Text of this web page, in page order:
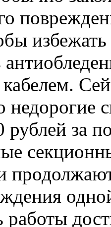
недорогие
рублей за
работы